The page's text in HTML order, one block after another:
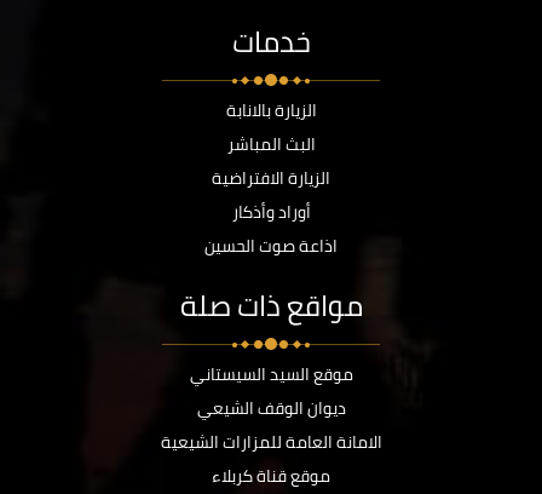
خدمات
الزيارة بالانابة
البث المباشر
الزيارة الافتراضية
أوراد وأذكار
اذاعة صوت الحسين
مواقع ذات صلة
موقع السيد السيستاني
ديوان الوقف الشيعي
الامانة العامة للمزارات الشيعية
موقع قناة كربلاء